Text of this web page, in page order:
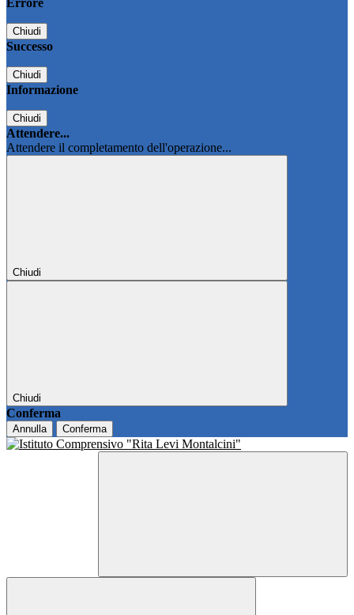
Errore
Chiudi
Successo
Chiudi
Informazione
Chiudi
Attendere...
Attendere il completamento dell'operazione...
Chiudi
Chiudi
Conferma
Annulla Conferma